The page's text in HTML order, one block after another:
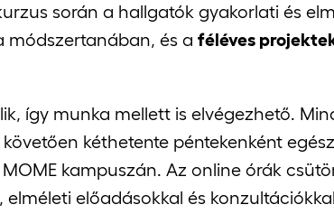
során a hallgatók gyakorlati és
módszertanában, és a féléves
így munka mellett is elvégezhető.
kéthetente péntekenként
kampuszán. Az online órák
elméleti előadásokkal és